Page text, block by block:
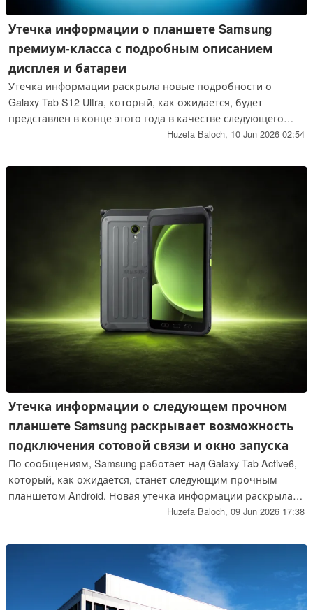
Утечка информации о планшете Samsung
премиум-класса с подробным описанием
дисплея и батареи
Утечка информации раскрыла новые подробности о
Galaxy Tab S12 Ultra, который, как ожидается, будет
представлен в конце этого года в качестве следующего
флагманского планшета Samsung. Утечка говорит о том,
изменений в емкости батареи или размере дисплея по
Huzefa Baloch, 10 Jun 2026 02:54
Утечка информации о следующем прочном
планшете Samsung раскрывает возможность
подключения сотовой связи и окно запуска
По сообщениям, Samsung работает над Galaxy Tab Active6,
который, как ожидается, станет следующим прочным
планшетом Android. Новая утечка информации раскрыла
номер модели и окно запуска предстоящего устройства.
Huzefa Baloch, 09 Jun 2026 17:38